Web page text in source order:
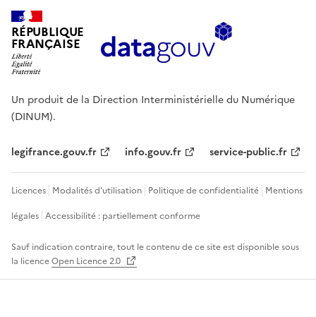
RÉPUBLIQUE
FRANÇAISE
Un produit de la Direction Interministérielle du Numérique
(DINUM).
legifrance.gouv.fr info.gouv.fr service-public.fr
Licences Modalités d'utilisation Politique de confidentialité Mentions
légales Accessibilité : partiellement conforme
Sauf indication contraire, tout le contenu de ce site est disponible sous
la licenceOpen Licence 2.0